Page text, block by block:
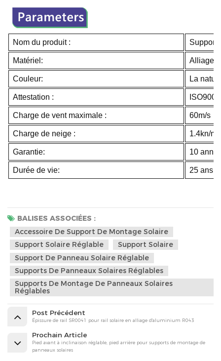
Nom du produit : Support
Matériel: Alliage
Couleur: La
Attestation :
Charge de vent maximale : 60m/s
Charge de neige : 1.4kn/m2
Garantie: 10
Durée de vie: 25 ans
BALISES ASSOCIÉES :
Accessoire De Support De Montage Solaire
Support Solaire Réglable
Support Solaire
Support De Panneau Solaire Réglable
Supports De Panneaux Solaires Réglables
Supports De Montage De Panneaux Solaires
Réglables
Post Précédent
Épissure de rail SR0041 pour rail solaire en alliage d'aluminium R043
Prochain Article
Pied avant à inclinaison réglable, pied arrière pour supports de montage de
panneaux solaires